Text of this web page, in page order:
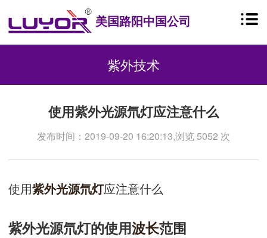
美国路阳中国公司
紫外技术
使用紫外光源氘灯应注意什么
发布时间：2019-09-20 16:20:13,浏览 5052 次
使用紫外光源氘灯应注意什么
紫外光源氘灯的使用波长范围